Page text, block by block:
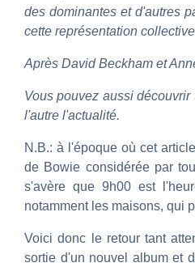
des dominantes et d'autres
cette représentation
Après David Beckham et
Vous pouvez aussi
l'autre l'actualité.
N.B.: à l'époque où cet
de Bowie considérée par
s'avère que 9h00 est
notamment les maisons, qui
Voici donc le retour tant
sortie d'un nouvel album et